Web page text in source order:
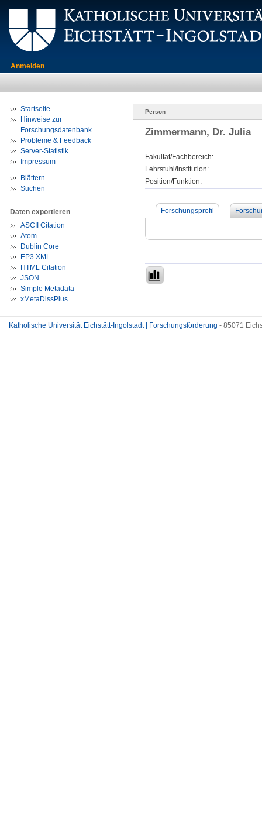
Anmelden
Startseite
Hinweise zur
Forschungsdatenbank
Probleme & Feedback
Server-Statistik
Impressum
Blättern
Suchen
Daten exportieren
ASCII Citation
Atom
Dublin Core
EP3 XML
HTML Citation
JSON
Simple Metadata
xMetaDissPlus
Person
Zimmermann, Dr. Julia
Fakultät/Fachbereich:
Lehrstuhl/Institution:
Position/Funktion:
Forschungsprofil
Katholische Universität Eichstätt-Ingolstadt | Forschungsförderung - 85071